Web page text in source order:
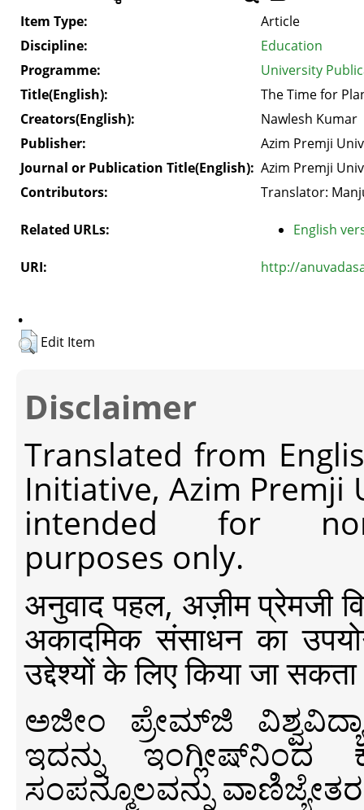
Item Type:
Article
Discipline:
Education
Programme:
University
Title(English):
The Time for
Creators(English):
Nawlesh Kumar
Publisher:
Azim Premji
Journal or Publication Title(English): Azim Premji
Contributors:
Translator:
Related URLs: English
URI: http://
.
Edit Item
Disclaimer
Translated from
Initiative, Azim Premji
intended for non-
purposes only.
अनुवाद पहल, अज़ीम प्रेमजी
अकादमिक संसाधन का
उद्देश्यों के लिए किया जा
ಅಜೀಂ ಪ್ರೇಮ್‍ಜಿ
ಇದನ್ನು ಇಂಗ್ಲೀಷ್‍ನಿಂದ
ಸಂಪನ್ಮೂಲವನ್ನು